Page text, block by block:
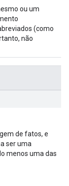
ou um
(como
não
de fatos, e
ser uma
menos uma das